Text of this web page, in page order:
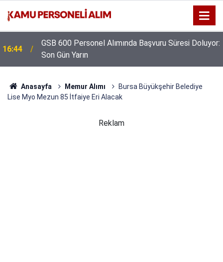
16:44
GSB 600 Personel Alımında Başvuru Süresi Doluyor:
Son Gün Yarın
Anasayfa Memur Alımı
Bursa Büyükşehir Belediye
Lise Myo Mezun 85 İtfaiye Eri Alacak
Reklam